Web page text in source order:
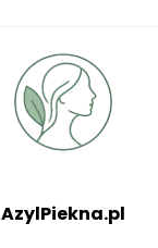
AzylPiekna.pl